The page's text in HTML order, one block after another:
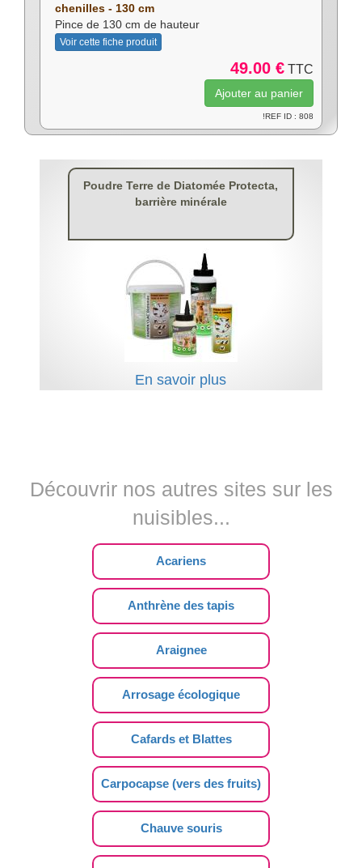
chenilles - 130 cm
Pince de 130 cm de hauteur
Voir cette fiche produit
49.00 € TTC
!REF ID : 808
Poudre Terre de Diatomée Protecta,
barrière minérale
En savoir plus
Découvrir nos autres sites sur les
nuisibles...
Acariens
Anthrène des tapis
Araignee
Arrosage écologique
Cafards et Blattes
Carpocapse (vers des fruits)
Chauve souris